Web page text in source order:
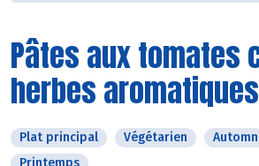
Pâtes aux tomates
herbes aromatiques
Plat principal Végétarien